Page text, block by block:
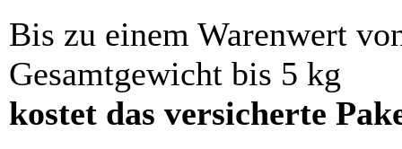
Bis zu einem Warenwert
Gesamtgewicht bis 5 kg
kostet das versicherte